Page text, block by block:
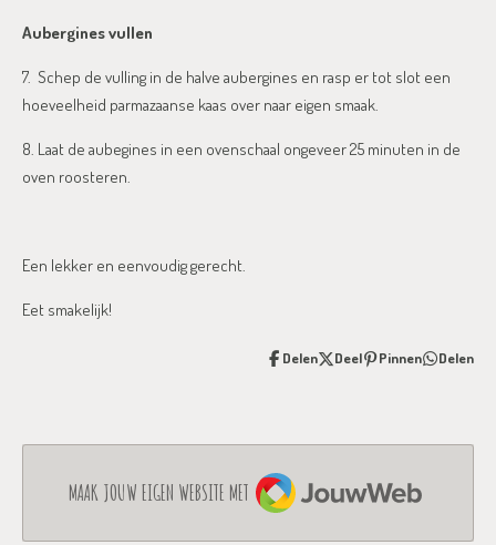
Aubergines vullen
7. Schep de vulling in de halve aubergines en rasp er tot slot een
hoeveelheid parmazaanse kaas over naar eigen smaak.
8. Laat de aubegines in een ovenschaal ongeveer 25 minuten in de
oven roosteren.
Een lekker en eenvoudig gerecht.
Eet smakelijk!
Delen Deel Pinnen Delen
MAAK JOUW EIGEN WEBSITE MET
JOUWWEB